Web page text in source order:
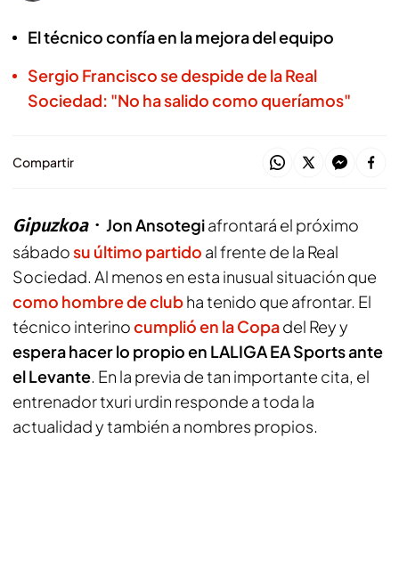
El técnico confía en la mejora del equipo
Sergio Francisco se despide de la Real
Sociedad: "No ha salido como queríamos"
Compartir
Gipuzkoa Jon Ansotegiafrontará el próximo
sábadosu último partido al frente de la Real
Sociedad. Al menos en esta inusual situación que
como hombre de clubha tenido que afrontar. El
técnico interinocumplió en la Copadel Rey y
espera hacer lo propio en LALIGA EA Sports ante
el Levante. En la previa de tan importante cita, el
entrenador txuri urdin responde a toda la
actualidad y también a nombres propios.